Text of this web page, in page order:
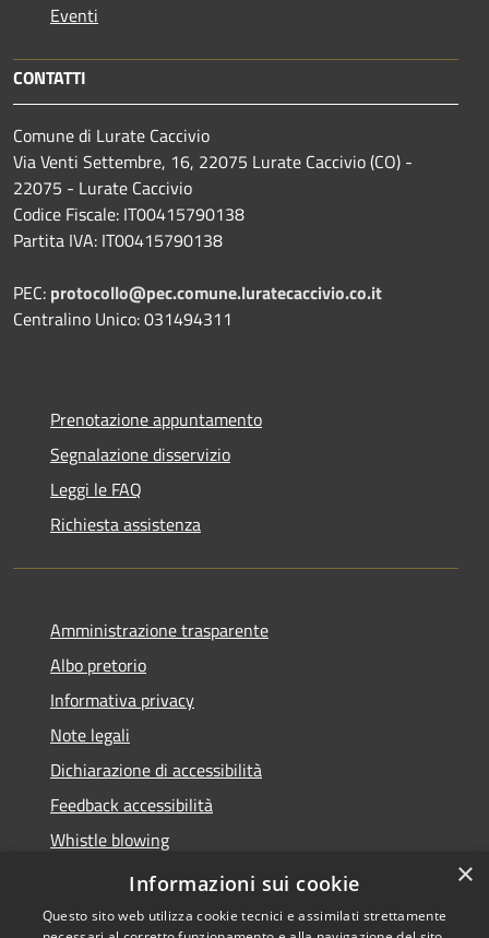
Eventi
CONTATTI
Comune di Lurate Caccivio
Via Venti Settembre, 16, 22075 Lurate Caccivio (CO) -
22075 - Lurate Caccivio
Codice Fiscale: IT00415790138
Partita IVA: IT00415790138
PEC: protocollo@pec.comune.luratecaccivio.co.it
Centralino Unico: 031494311
Prenotazione appuntamento
Segnalazione disservizio
Leggi le FAQ
Richiesta assistenza
Amministrazione trasparente
Albo pretorio
Informativa privacy
Note legali
Dichiarazione di accessibilità
Feedback accessibilità
Whistle blowing
Titolare potere sostitutivo
×
Informazioni sui cookie
Questo sito web utilizza cookie tecnici e assimilati strettamente